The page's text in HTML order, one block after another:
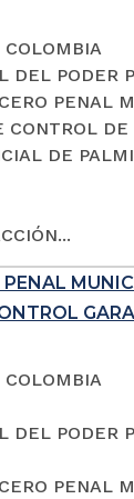
COLOMBIA
DEL PODER
PENAL
CONTROL
DE
COLOMBIA
DEL PODER
PENAL